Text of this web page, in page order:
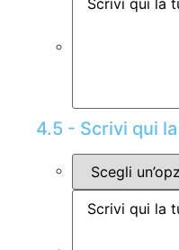
4.5 - Scrivi qui